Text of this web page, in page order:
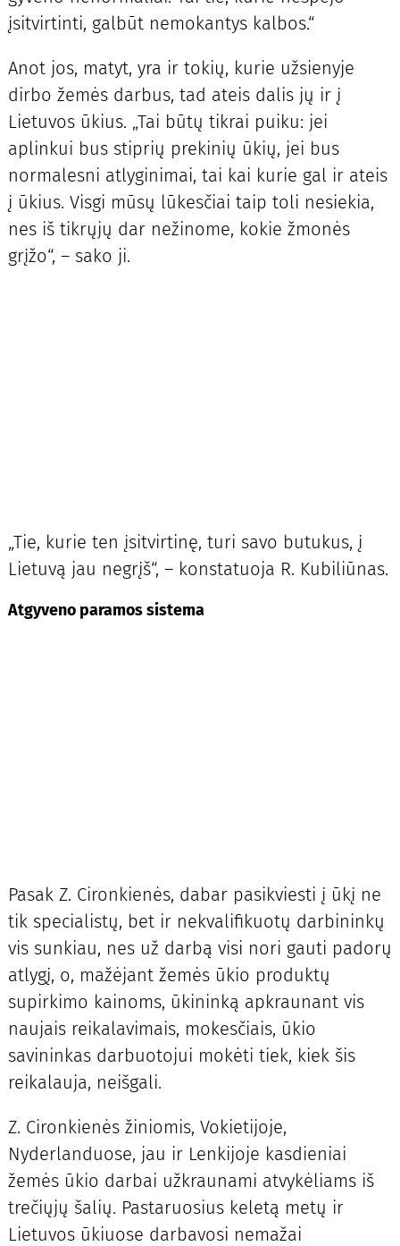
įsitvirtinti, galbūt nemokantys kalbos.“
Anot jos, matyt, yra ir tokių, kurie užsienyje
dirbo žemės darbus, tad ateis dalis jų ir į
Lietuvos ūkius. „Tai būtų tikrai puiku: jei
aplinkui bus stiprių prekinių ūkių, jei bus
normalesni atlyginimai, tai kai kurie gal ir ateis
į ūkius. Visgi mūsų lūkesčiai taip toli nesiekia,
nes iš tikrųjų dar nežinome, kokie žmonės
grįžo“, – sako ji.
„Tie, kurie ten įsitvirtinę, turi savo butukus, į
Lietuvą jau negrįš“, – konstatuoja R. Kubiliūnas.
Atgyveno paramos sistema
Pasak Z. Cironkienės, dabar pasikviesti į ūkį ne
tik specialistų, bet ir nekvalifikuotų darbininkų
vis sunkiau, nes už darbą visi nori gauti padorų
atlygį, o, mažėjant žemės ūkio produktų
supirkimo kainoms, ūkininką apkraunant vis
naujais reikalavimais, mokesčiais, ūkio
savininkas darbuotojui mokėti tiek, kiek šis
reikalauja, neišgali.
Z. Cironkienės žiniomis, Vokietijoje,
Nyderlanduose, jau ir Lenkijoje kasdieniai
žemės ūkio darbai užkraunami atvykėliams iš
trečiųjų šalių. Pastaruosius keletą metų ir
Lietuvos ūkiuose darbavosi nemažai